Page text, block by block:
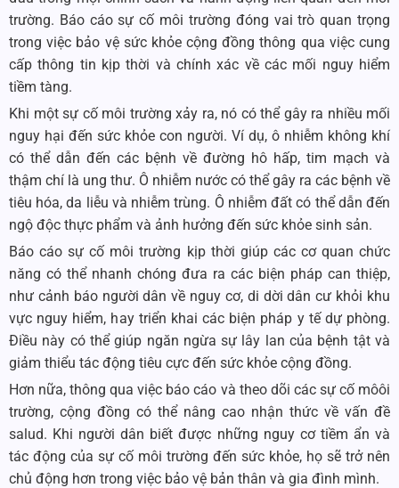
trường. Báo cáo sự cố môi trường đóng vai trò quan trọng
trong việc bảo vệ sức khỏe cộng đồng thông qua việc cung
cấp thông tin kịp thời và chính xác về các mối nguy hiểm
tiềm tàng.
Khi một sự cố môi trường xảy ra, nó có thể gây ra nhiều mối
nguy hại đến sức khỏe con người. Ví dụ, ô nhiễm không khí
có thể dẫn đến các bệnh về đường hô hấp, tim mạch và
thậm chí là ung thư. Ô nhiễm nước có thể gây ra các bệnh về
tiêu hóa, da liễu và nhiễm trùng. Ô nhiễm đất có thể dẫn đến
ngộ độc thực phẩm và ảnh hưởng đến sức khỏe sinh sản.
Báo cáo sự cố môi trường kịp thời giúp các cơ quan chức
năng có thể nhanh chóng đưa ra các biện pháp can thiệp,
như cảnh báo người dân về nguy cơ, di dời dân cư khỏi khu
vực nguy hiểm, hay triển khai các biện pháp y tế dự phòng.
Điều này có thể giúp ngăn ngừa sự lây lan của bệnh tật và
giảm thiểu tác động tiêu cực đến sức khỏe cộng đồng.
Hơn nữa, thông qua việc báo cáo và theo dõi các sự cố môôi
trường, cộng đồng có thể nâng cao nhận thức về vấn đề
salud. Khi người dân biết được những nguy cơ tiềm ẩn và
tác động của sự cố môi trường đến sức khỏe, họ sẽ trở nên
chủ động hơn trong việc bảo vệ bản thân và gia đình mình.